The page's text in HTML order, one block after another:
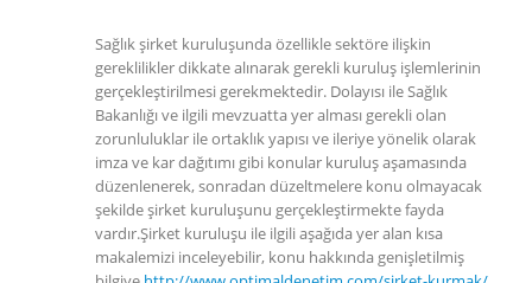
Sağlık şirket kuruluşunda özellikle sektöre ilişkin
gereklilikler dikkate alınarak gerekli kuruluş işlemlerinin
gerçekleştirilmesi gerekmektedir. Dolayısı ile Sağlık
Bakanlığı ve ilgili mevzuatta yer alması gerekli olan
zorunluluklar ile ortaklık yapısı ve ileriye yönelik olarak
imza ve kar dağıtımı gibi konular kuruluş aşamasında
düzenlenerek, sonradan düzeltmelere konu olmayacak
şekilde şirket kuruluşunu gerçekleştirmekte fayda
vardır.Şirket kuruluşu ile ilgili aşağıda yer alan kısa
makalemizi inceleyebilir, konu hakkında genişletilmiş